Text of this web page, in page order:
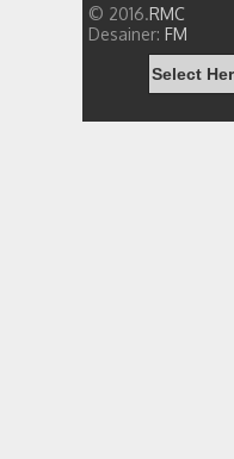
© 2016.RMC
Desainer: FM